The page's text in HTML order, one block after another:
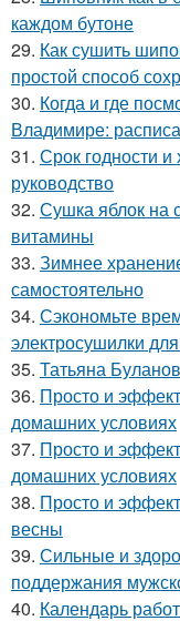
каждом бутоне
29. Как сушить
простой способ
30. Когда и где
Владимире:
31. Срок годности
руководство
32. Сушка яблок на
витамины
33. Зимнее
самостоятельно
34. Сэкономьте
электросушилки
35. Татьяна
36. Просто и
домашних условиях
37. Просто и
домашних условиях
38. Просто и
весны
39. Сильные и
поддержания
40. Календарь